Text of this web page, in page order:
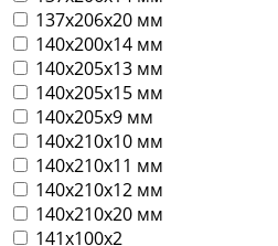
137х206х20 мм
140х200х14 мм
140х205х13 мм
140х205х15 мм
140х205х9 мм
140х210х10 мм
140х210х11 мм
140х210х12 мм
140х210х20 мм
141х100х2